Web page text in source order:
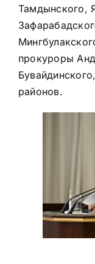
Тамдынского,
прокуроры
районов.